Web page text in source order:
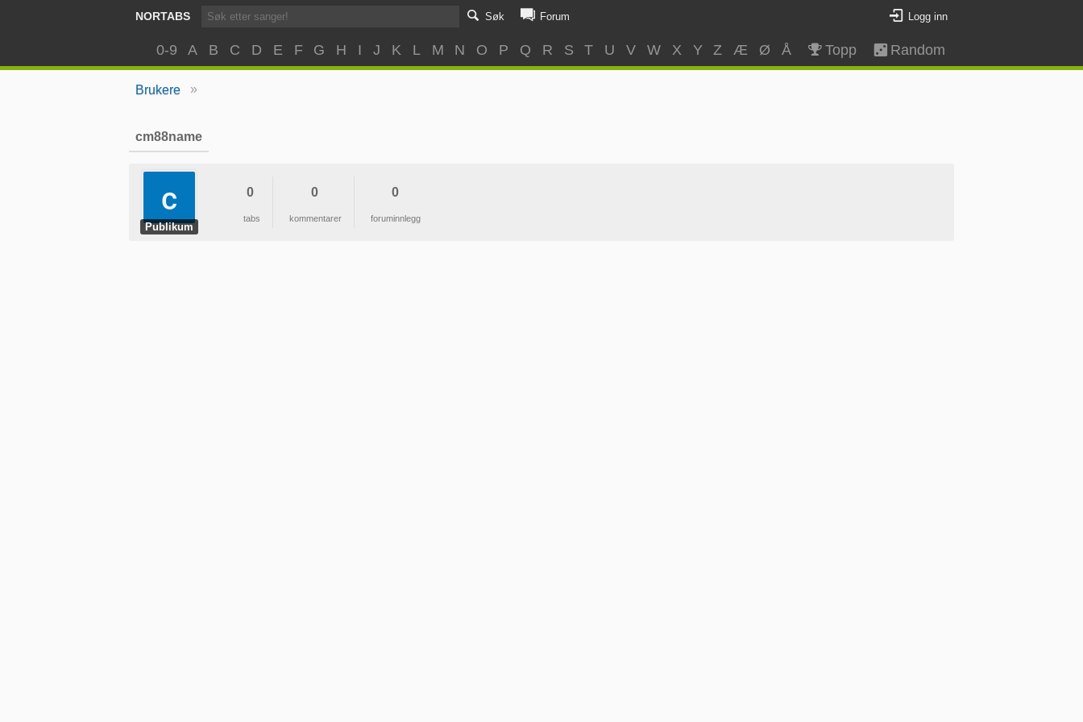
NORTABS Søk Forum Logg inn
0-9 A B C D E F G H I J K L M N O P Q R S T U V W X Y Z Æ Ø Å Topp Random
Brukere »
cm88name
Publikum
0
tabs
0
kommentarer
0
foruminnlegg